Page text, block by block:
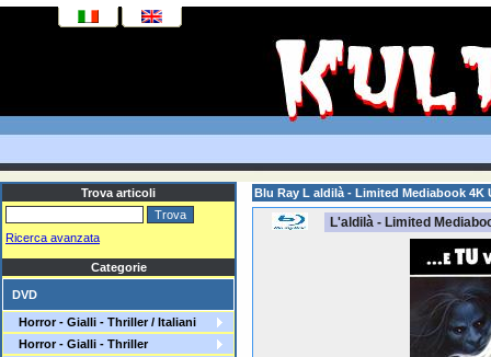
Trova articoli
Ricerca avanzata
Categorie
DVD
Horror - Gialli - Thriller / Italiani
Horror - Gialli - Thriller
Blu Ray L aldilà - Limited Mediabook 4K
L'aldilà - Limited